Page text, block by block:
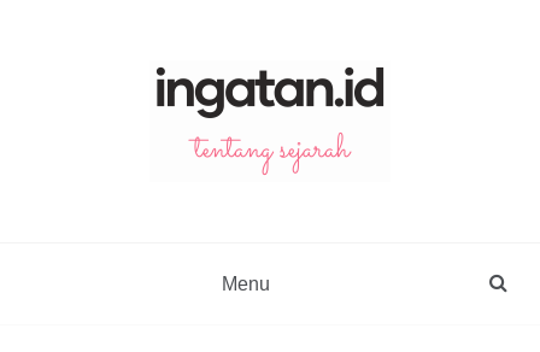
Menu